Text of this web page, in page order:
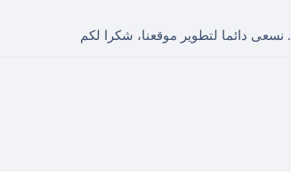
نسعى دائما لتطوير موقعنا، شكرا لكم